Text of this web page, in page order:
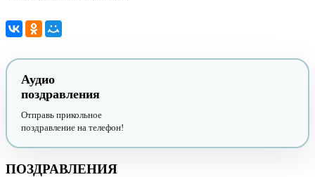
Аудио
поздравления
Отправь прикольное
поздравление на телефон!
ПОЗДРАВЛЕНИЯ